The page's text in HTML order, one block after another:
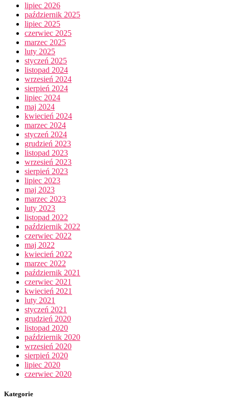
lipiec 2026
październik 2025
lipiec 2025
czerwiec 2025
marzec 2025
luty 2025
styczeń 2025
listopad 2024
wrzesień 2024
sierpień 2024
lipiec 2024
maj 2024
kwiecień 2024
marzec 2024
styczeń 2024
grudzień 2023
listopad 2023
wrzesień 2023
sierpień 2023
lipiec 2023
maj 2023
marzec 2023
luty 2023
listopad 2022
październik 2022
czerwiec 2022
maj 2022
kwiecień 2022
marzec 2022
październik 2021
czerwiec 2021
kwiecień 2021
luty 2021
styczeń 2021
grudzień 2020
listopad 2020
październik 2020
wrzesień 2020
sierpień 2020
lipiec 2020
czerwiec 2020
Kategorie